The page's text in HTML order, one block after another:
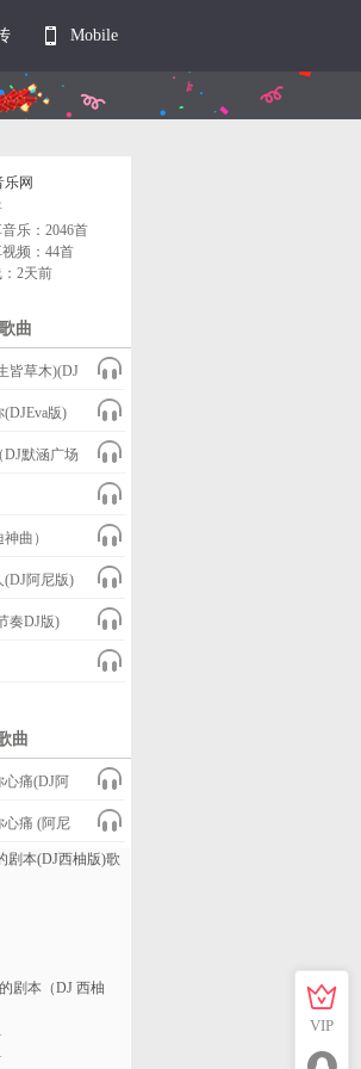
Mobile
乐网
乐：2046首
频：44首
2天前
曲
皆草木)(DJ
版)
默涵广场
曲）
(DJ阿尼版)
奏DJ版)
曲
心痛(DJ阿
心痛 (阿尼
VIP